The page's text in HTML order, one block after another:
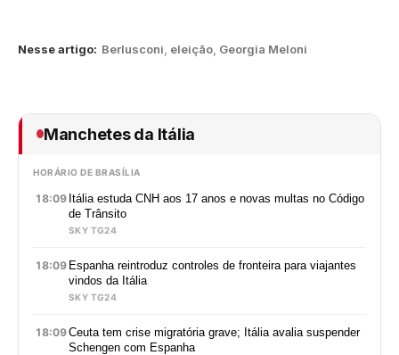
Nesse artigo: Berlusconi eleição Georgia Meloni
Manchetes da Itália
HORÁRIO DE BRASÍLIA
18:09 Itália estuda CNH aos 17 anos e novas multas no Código
de Trânsito
SKY TG24
18:09 Espanha reintroduz controles de fronteira para viajantes
vindos da Itália
SKY TG24
18:09Ceuta tem crise migratória grave; Itália avalia suspender
Schengen com Espanha